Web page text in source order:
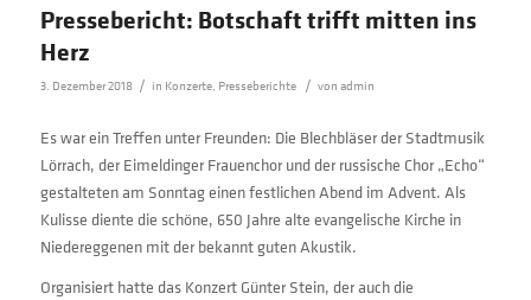
Pressebericht: Botschaft trifft mitten ins
Herz
3. Dezember 2018 / in Konzerte, Presseberichte / von admin
Es war ein Treffen unter Freunden: Die Blechbläser der Stadtmusik
Lörrach, der Eimeldinger Frauenchor und der russische Chor „Echo“
gestalteten am Sonntag einen festlichen Abend im Advent. Als
Kulisse diente die schöne, 650 Jahre alte evangelische Kirche in
Niedereggenen mit der bekannt guten Akustik.
Organisiert hatte das Konzert Günter Stein, der auch die